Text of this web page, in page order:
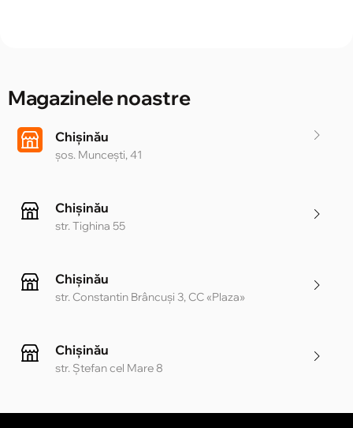
Magazinele noastre
Chișinău
șos. Muncești, 41
Chișinău
str. Tighina 55
Chișinău
str. Constantin Brâncuși 3, CC «Plaza»
Chișinău
str. Ștefan cel Mare 8